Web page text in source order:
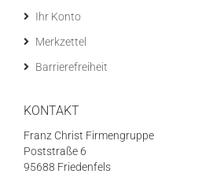
Ihr Konto
Merkzettel
Barrierefreiheit
KONTAKT
Franz Christ Firmengruppe
Poststraße 6
95688 Friedenfels